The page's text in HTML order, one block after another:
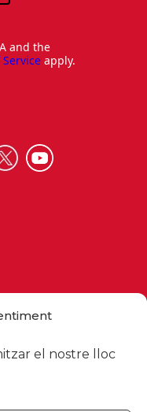
el nostre lloc
and the
apply.